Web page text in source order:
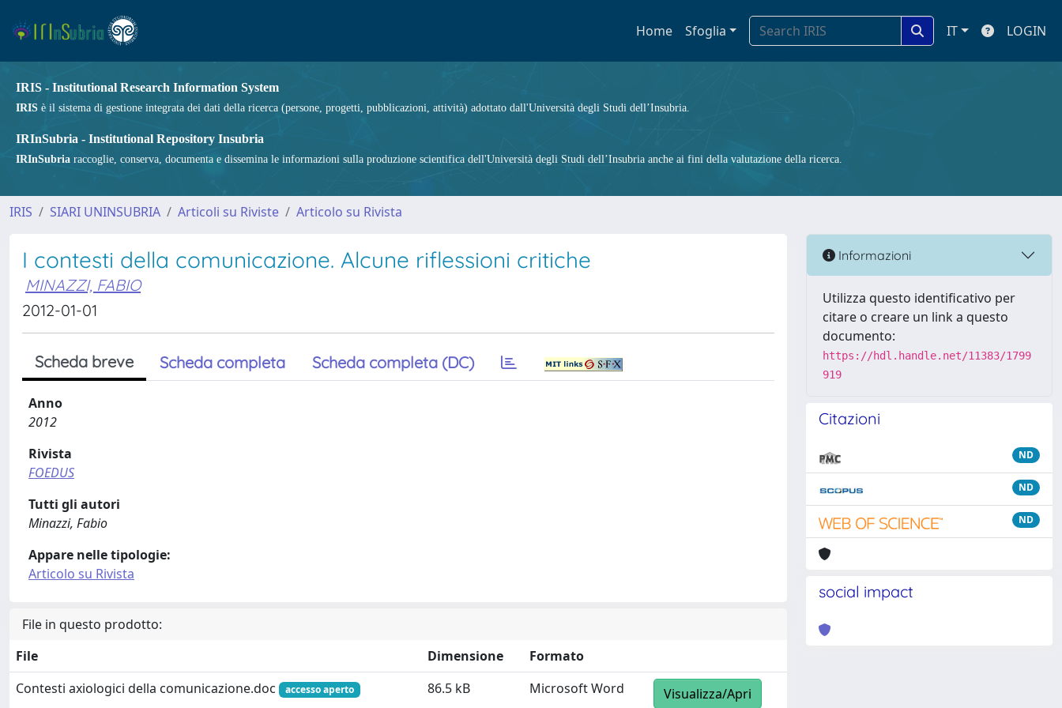
Home Sfoglia IT LOGIN
IRIS - Institutional Research Information System
IRIS è il sistema di gestione integrata dei dati della ricerca (persone, progetti, pubblicazioni, attività) adottato dall'Università degli Studi dell’Insubria.
IRInSubria - Institutional Repository Insubria
IRInSubria raccoglie, conserva, documenta e dissemina le informazioni sulla produzione scientifica dell'Università degli Studi dell’Insubria anche ai fini della valutazione della ricerca.
IRIS SIARI UNINSUBRIA Articoli su Riviste Articolo su Rivista
I contesti della comunicazione. Alcune riflessioni critiche
MINAZZI, FABIO
2012-01-01
Scheda breve Scheda completa Scheda completa (DC)
Anno
2012
Rivista
FOEDUS
Tutti gli autori
Minazzi, Fabio
Appare nelle tipologie:
Articolo su Rivista
File in questo prodotto:
File
Dimensione
Formato
Contesti axiologici della comunicazione.doc
accesso aperto 86.5 kB Microsoft Word Visualizza/Apri
Informazioni
Utilizza questo identificativo per
citare o creare un link a questo
documento:
https://hdl.handle.net/11383/1799
919
Citazioni
ND
ND
ND
social impact